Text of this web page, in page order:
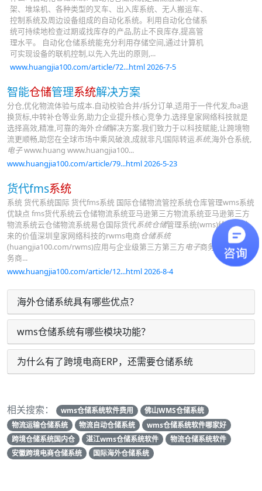
架、堆垛机、各种类型的叉车、出入库系统、无人搬运车、
控制系统及周边设备组成的自动化系统。利用自动化仓储系
统可持续地检查过期或找库存的产品,防止不良库存,提高管
理水平。 自动化仓储系统能充分利用存储空间,通过计算机
可实现设备的联机控制,以先入先出的原则,...
www.huangjia100.com/article/72...html 2026-7-5
智能仓储管理系统解决方案
分仓,优化物流体验与成本.自动校验合并/拆分订单,适用于一件代发,fba退
换货标,中转补仓等业务,助力企业提升核心竞争力.选择皇家网络科技就是
选择高效,精准,可靠的海外仓储解决方案.我们致力于以科技赋能,让跨境物
流更顺畅,助您在全球市场中乘风破浪,成就非凡!国际转运系统,海外仓系统,
电子www.huang www.huangjia100...
www.huangjia100.com/article/79...html 2026-5-23
货代fms系统
系统 货代系统国际 货代fms系统 国际仓储物流管控系统仓库管理wms系统
优缺点 fms货代系统云仓储物流系统亚马逊第三方物流系统亚马逊第三方
物流系统云仓储物流系统易仓国际货代系统仓储管理系统(wms)给用户带
来的价值深圳皇家网络科技的rwms电商仓储系统
(huangjia100.com/rwms)应用与企业级第三方第三方电子商务仓储物流服
务商...
www.huangjia100.com/article/12...html 2026-8-4
海外仓储系统具有哪些优点？
wms仓储系统有哪些模块功能？
为什么有了跨境电商ERP，还需要仓储系统
相关搜索： wms仓储系统软件费用
佛山WMS仓储系统
物流运输仓储系统
物流自动仓储系统
wms仓储系统软件哪家好
跨境仓储系统国内仓
湛江wms仓储系统软件
物流仓储系统软件
安徽跨境电商仓储系统
国际海外仓储系统